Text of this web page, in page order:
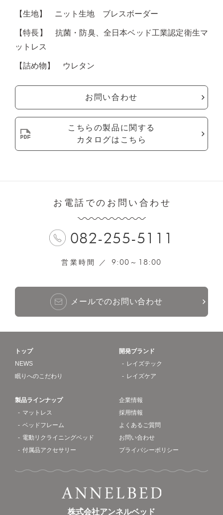
【生地】 ニット生地 ブレスボーダー
【特長】 抗菌・防臭、全日本ベッド工業認定衛生マ
ットレス
【詰め物】 ウレタン
お問い合わせ
こちらの製品に関する
カタログはこちら
お電話でのお問い合わせ
082-255-5111
営業時間 ／ 9:00 ～ 18:00
メールでのお問い合わせ
トップ
NEWS
眠りへのこだわり
開発ブランド
レイズテック
レイズケア
製品ラインナップ
マットレス
ベッドフレーム
電動リクライニングベッド
付属品アクセサリー
企業情報
採用情報
よくあるご質問
お問い合わせ
プライバシーポリシー
株式会社アンネルベッド